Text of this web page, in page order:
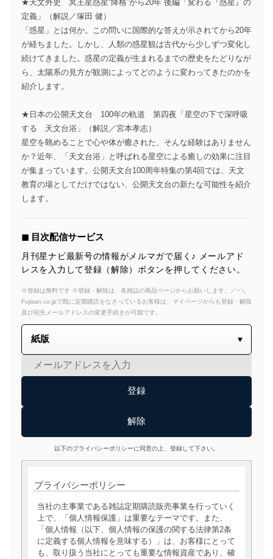
★天文外史 冥王星惑星“降格”から20年 後編「変わる『惑星』の
定義」（解説／塚田 健）
「惑星」とは何か。この問いに国際的な答えが示されてから20年
が経ちました。しかし、人類の惑星観は古代から少しずつ変化し
続けてきました。惑星の定義が生まれるまでの歴史をたどりなが
ら、太陽系の見方が観測によってどのように変わってきたのかを
紹介します。
★日本の公開天文台 100年の軌道 第四夜「星空の下で深呼吸
する 天文台浴」（解説／宮本孝志）
星空を眺めることで心や体が癒された、そんな経験はありません
か？近年、「天文台浴」と呼ばれる星空による癒しの効果に注目
が集まっています。公開天文台100周年特集の第4回では、天文
教育の場としてだけではない、公開天文台の新たな可能性を紹介
します。
◼︎ 目次配信サービス
月刊星ナビ最新号の情報がメルマガで届く♪ メールアド
レスを入力して登録（解除）ボタンを押してください。
※登録は無料です ※登録・解除は、各雑誌の商品ページからお願いします。／~＼
Fujisan.co.jpで既に定期購読をなさっているお客様は、マイページからも登録・解除
及び宛先メールアドレスの変更手続きが可能です。
以下のプライバシーポリシーに同意の上、登録して下さい。
プライバシーポリシー
当社の主事業である雑誌定期購読販売事業を行っていく
上で、「個人情報保護」は重要なテーマです。また、
「個人情報（以下、個人情報の保護の関する法律第2条
に定義する個人情報を意味する）」は、お客様にとって
も、取り扱う当社にとっても重要な情報資産であり、確